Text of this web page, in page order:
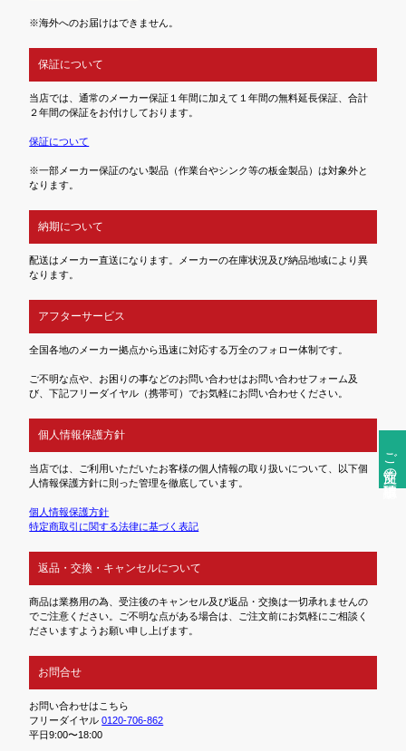
ご注文前の確認事項
※海外へのお届けはできません。
保証について
当店では、通常のメーカー保証１年間に加えて１年間の無料延長保証、合計
２年間の保証をお付けしております。
保証について
※一部メーカー保証のない製品（作業台やシンク等の板金製品）は対象外と
なります。
納期について
配送はメーカー直送になります。メーカーの在庫状況及び納品地域により異
なります。
アフターサービス
全国各地のメーカー拠点から迅速に対応する万全のフォロー体制です。
ご不明な点や、お困りの事などのお問い合わせはお問い合わせフォーム及
び、下記フリーダイヤル（携帯可）でお気軽にお問い合わせください。
個人情報保護方針
当店では、ご利用いただいたお客様の個人情報の取り扱いについて、以下個
人情報保護方針に則った管理を徹底しています。
個人情報保護方針
特定商取引に関する法律に基づく表記
返品・交換・キャンセルについて
商品は業務用の為、受注後のキャンセル及び返品・交換は一切承れませんの
でご注意ください。ご不明な点がある場合は、ご注文前にお気軽にご相談く
ださいますようお願い申し上げます。
お問合せ
お問い合わせはこちら
フリーダイヤル0120-706-862
平日9:00〜18:00